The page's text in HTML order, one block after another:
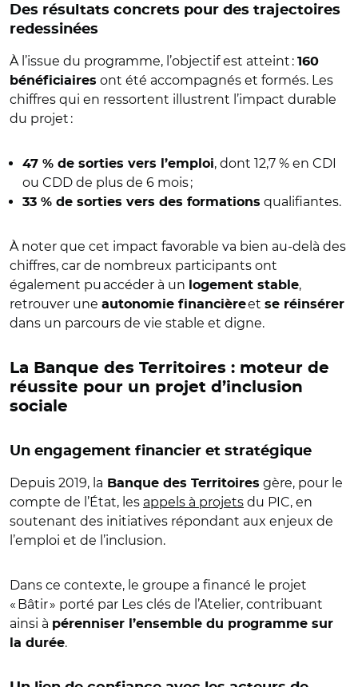
Des résultats concrets pour des trajectoires
redessinées
À l’issue du programme, l’objectif est atteint : 160
bénéficiaires ont été accompagnés et formés. Les
chiffres qui en ressortent illustrent l’impact durable
du projet :
47 % de sorties vers l’emploi, dont 12,7 % en CDI
ou CDD de plus de 6 mois ;
33 % de sorties vers des formations qualifiantes.
À noter que cet impact favorable va bien au-delà des
chiffres, car de nombreux participants ont
également pu accéder à un
logement stable,
retrouver une autonomie financièreet se réinsérer
dans un parcours de vie stable et digne.
La Banque des Territoires : moteur de
réussite pour un projet d’inclusion
sociale
Un engagement financier et stratégique
Depuis 2019, la Banque des Territoires gère, pour le
compte de l’État, les appels à projets du PIC, en
soutenant des initiatives répondant aux enjeux de
l’emploi et de l’inclusion.
Dans ce contexte, le groupe a financé le projet
« Bâtir » porté par Les clés de l’Atelier, contribuant
ainsi à pérenniser l’ensemble du programme sur
la durée.